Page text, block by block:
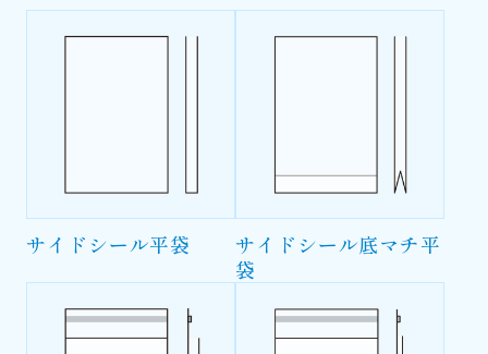
サイドシール平袋
サイドシール底マチ平
袋